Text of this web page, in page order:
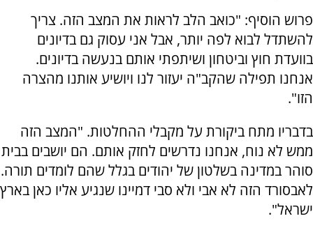
פרוש הוסיף: "כואב הלב לראות את המצב הזה. צריך
להשתדל לבוא לפה יותר, אבל אני עסוק גם בדיונים
בוועדת חוץ וביטחון ושיתפתי אותם בנעשה בדיונים.
אנחנו תפילה שהקב"ה יעזור לנו ויושיע אותנו מהצרה
הזו".
בדבריו מתח ביקורת על מקבלי ההחלטות. "המצב הזה
ממש לא נוח, אנחנו נדרשים לחזק אותם. הם יושבים בבית
סוהר במדינה בשלטון של יהודים בגלל שהם לומדים תורה.
לאבסורד הזה לא אבי ולא סבי דמיינו שנגיע אליו כאן בארץ
ישראל".